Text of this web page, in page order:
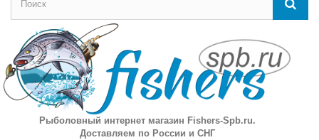
Рыболовный интернет магазин Fishers-Spb.ru.
Доставляем по России и СНГ